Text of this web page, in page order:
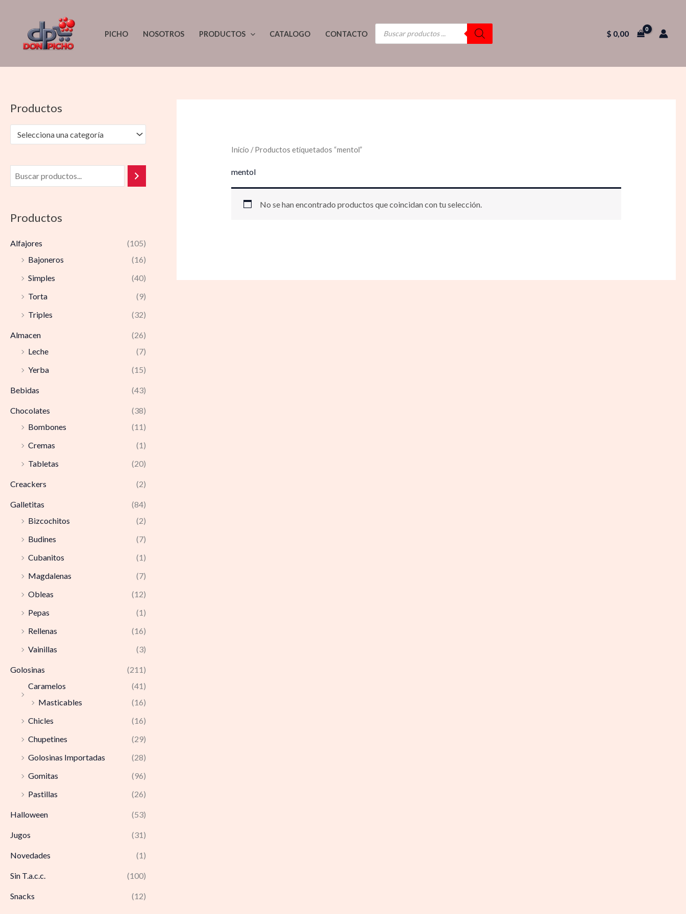
contenido
PICHO NOSOTROS PRODUCTOS CATALOGO CONTACTO
BÚSQUEDA
DE
PRODUCTOS
$ 0,00
Productos
Selecciona una categoría
Productos
Alfajores
(105)
Bajoneros
(16)
Simples
(40)
Torta
(9)
Triples
(32)
Almacen
(26)
Leche
(7)
Yerba
(15)
Bebidas (43)
Chocolates
(38)
Bombones
(11)
Cremas
(1)
Tabletas
(20)
Creackers (2)
Galletitas
(84)
Bizcochitos
(2)
Budines
(7)
Cubanitos
(1)
Magdalenas
(7)
Obleas
(12)
Pepas
(1)
Rellenas
(16)
Vainillas
(3)
Golosinas
(211)
Caramelos
(41)
Masticables
(16)
Chicles
(16)
Chupetines
(29)
Golosinas Importadas
(28)
Gomitas
(96)
Pastillas
(26)
Halloween (53)
Jugos (31)
Novedades (1)
Sin T.a.c.c. (100)
Snacks (12)
Inicio / Productos etiquetados “mentol”
mentol
No se han encontrado productos que coincidan con tu selección.